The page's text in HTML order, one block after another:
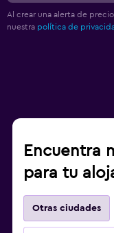
Al crear una alerta de
nuestra política de
Encuentra
para tu
Otras ciudades